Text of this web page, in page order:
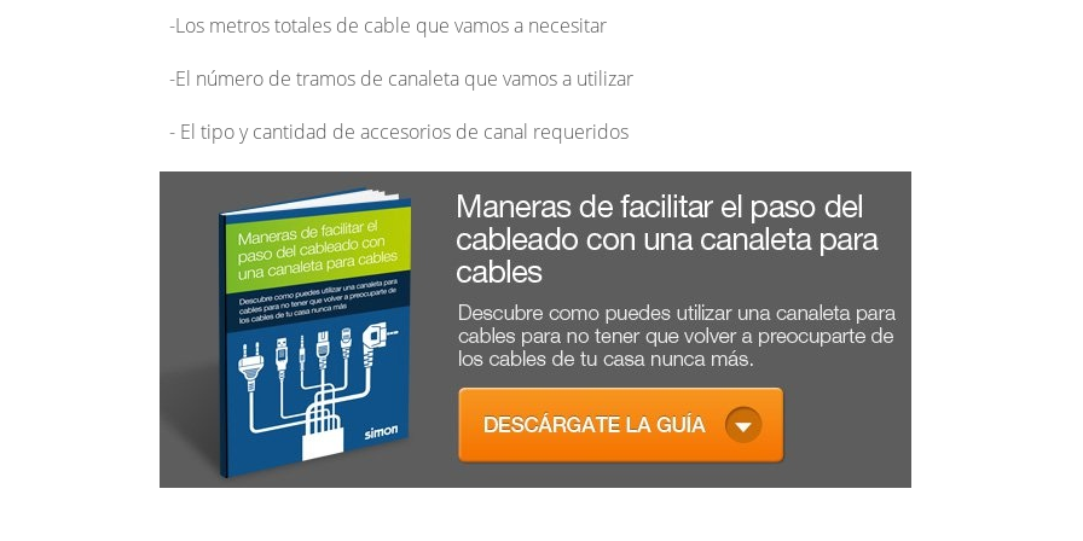
-Los metros totales de cable que vamos a necesitar
-El número de tramos de canaleta que vamos a utilizar
- El tipo y cantidad de accesorios de canal requeridos